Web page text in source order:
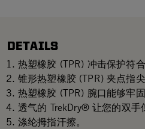
DETAILS
热塑橡胶 (TPR) 冲击保护符
锥形热塑橡胶 (TPR) 夹点指尖
热塑橡胶 (TPR) 腕口能够牢
透气的 TrekDry® 让您的双手
涤纶拇指汗擦。